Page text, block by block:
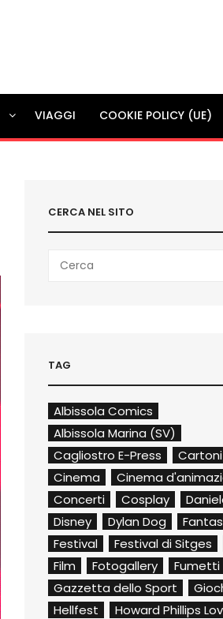
VIAGGI COOKIE POLICY (UE)
CERCA NEL SITO
for:
TAG
Albissola Comics
Albissola Marina (SV)
Cagliostro E-Press
Cinema
Cinema
Concerti
Cosplay
Disney
Dylan Dog
Festival
Festival di Sitges
Film
Fotogallery
Fumetti
Gazzetta dello Sport
Hellfest
Howard Phillips